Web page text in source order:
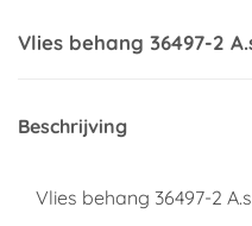
Vlies behang 36497-2
Beschrijving
Vlies behang 36497-2